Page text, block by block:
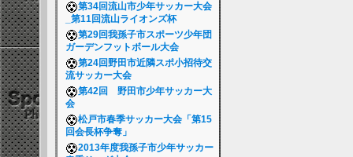
第34回流山市少年サッカー大会
_第11回流山ライオンズ杯
第29回我孫子市スポーツ少年団
ガーデンフットボール大会
第24回野田市近隣スポ小招待交
流サッカー大会
第42回 野田市少年サッカー大
会
松戸市春季サッカー大会「第15
回会長杯争奪」
2013年度我孫子市少年サッカー